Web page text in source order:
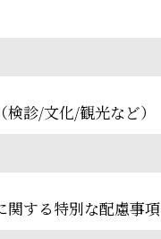
診/文化/観光など）
関する特別な配慮事項